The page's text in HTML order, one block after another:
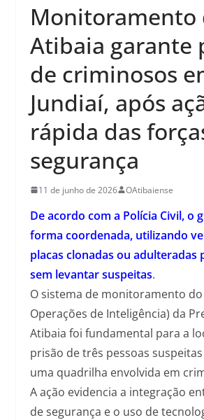
Monitoramento
Atibaia garante
de criminosos
Jundiaí, após
rápida das
segurança
11 de junho de 2026 OAtibaiense
De acordo com a Polícia Civil, o
forma coordenada, utilizando
placas clonadas ou adulteradas
sem levantar suspeitas.
O sistema de monitoramento do
Operações de Inteligência) da
Atibaia foi fundamental para a
prisão de três pessoas
uma quadrilha envolvida em
A ação evidencia a integração
de segurança e o uso de